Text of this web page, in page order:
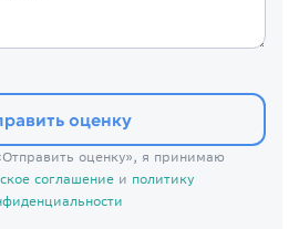
оценку
оценку», я принимаю
соглашениеи политику